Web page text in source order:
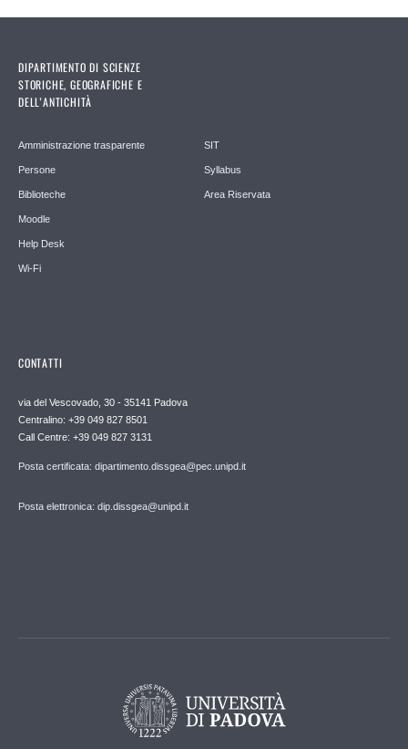
DIPARTIMENTO DI SCIENZE
STORICHE, GEOGRAFICHE E
DELL’ANTICHITÀ
Amministrazione trasparente
Persone
Biblioteche
Moodle
Help Desk
Wi-Fi
SIT
Syllabus
Area Riservata
CONTATTI
via del Vescovado, 30 - 35141 Padova
Centralino: +39 049 827 8501
Call Centre: +39 049 827 3131
Posta certificata: dipartimento.dissgea@pec.unipd.it
Posta elettronica: dip.dissgea@unipd.it